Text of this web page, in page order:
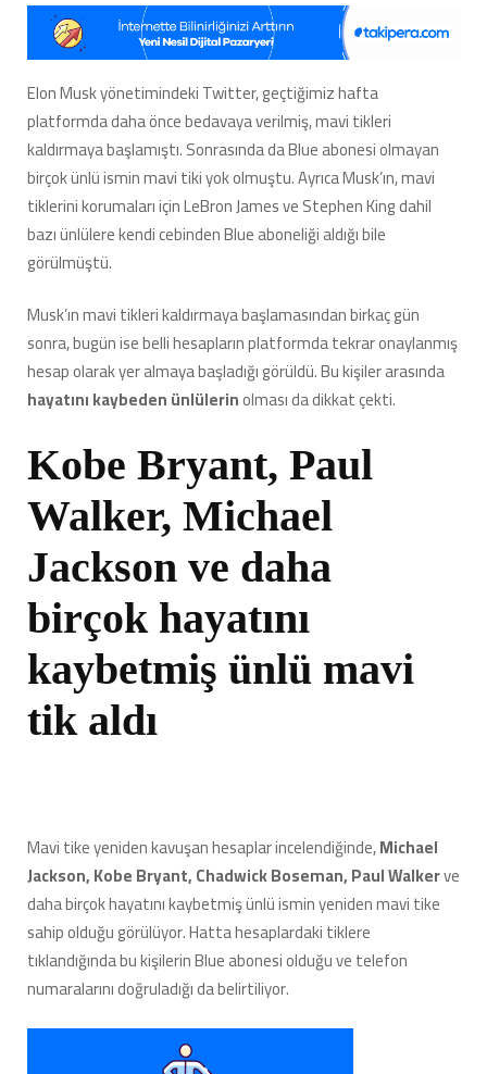
Kafayı
Yedi:
Twitter,
Hayatını
Kaybetmiş
Ünlüleri
Blue
Abonesi
Olarak
Göstermeye
Başladı
Elon Musk yönetimindeki Twitter, geçtiğimiz hafta
platformda daha önce bedavaya verilmiş, mavi tikleri
kaldırmaya başlamıştı. Sonrasında da Blue abonesi olmayan
birçok ünlü ismin mavi tiki yok olmuştu. Ayrıca Musk’ın, mavi
tiklerini korumaları için LeBron James ve Stephen King dahil
bazı ünlülere kendi cebinden Blue aboneliği aldığı bile
görülmüştü.
Musk’ın mavi tikleri kaldırmaya başlamasından birkaç gün
sonra, bugün ise belli hesapların platformda tekrar onaylanmış
hesap olarak yer almaya başladığı görüldü. Bu kişiler arasında
hayatını kaybeden ünlülerinolması da dikkat çekti.
Kobe Bryant, Paul
Walker, Michael
Jackson ve daha
birçok hayatını
kaybetmiş ünlü mavi
tik aldı
Mavi tike yeniden kavuşan hesaplar incelendiğinde,Michael
Jackson, Kobe Bryant, Chadwick Boseman, Paul Walkerve
daha birçok hayatını kaybetmiş ünlü ismin yeniden mavi tike
sahip olduğu görülüyor. Hatta hesaplardaki tiklere
tıklandığında bu kişilerin Blue abonesi olduğu ve telefon
numaralarını doğruladığı da belirtiliyor.